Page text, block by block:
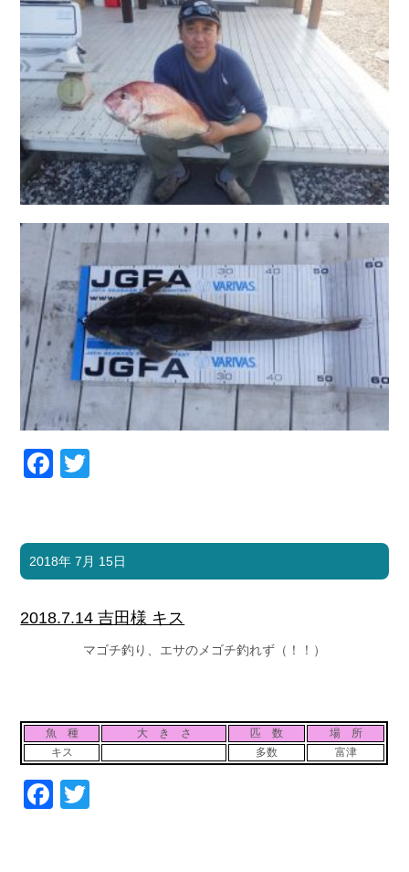
Facebook
2018年 7月 15日
2018.7.14 吉田様 キス
マゴチ釣り、エサのメゴチ釣れず（！！）
魚 種 大 き さ 匹 数
場 所
キス
多数 富津
Facebook